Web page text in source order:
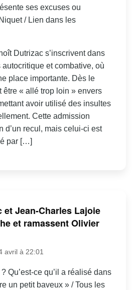
ses excuses ou
/ Lien dans les
Dutrizac s’inscrivent dans
et combative, où
place importante. Dès le
être « allé trop loin » envers
avoir utilisé des insultes
Cette admission
d’un recul, mais celui-ci est
par […]
et Jean-Charles Lajoie
et ramassent Olivier
avril à 22:01
Qu’est-ce qu’il a réalisé dans
un petit baveux » / Tous les